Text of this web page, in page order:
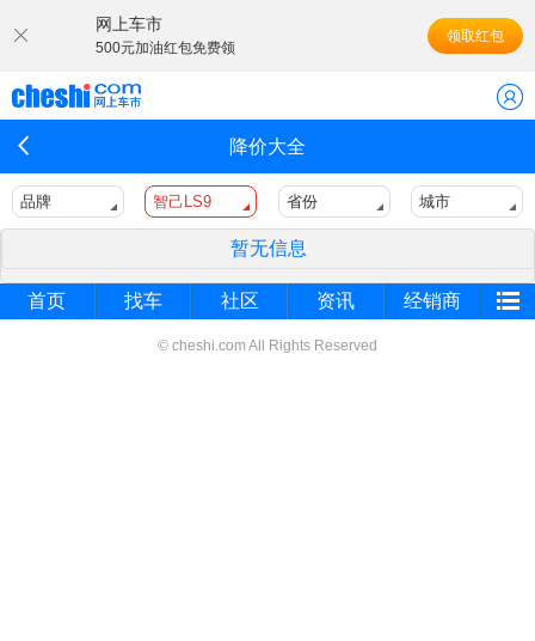
网上车市
500元加油红包免费领
领取红包
降价大全
品牌 智己LS9 省份 城市
暂无信息
首页 找车 社区 资讯 经销商
© cheshi.com All Rights Reserved